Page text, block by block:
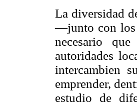
La diversidad
—junto con los
necesario
autoridades
intercambien
emprender,
estudio de